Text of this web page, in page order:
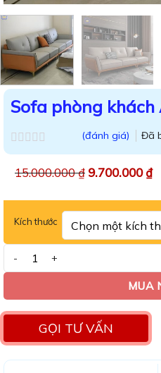
Sofa phòng khách
Được
hạng
5
(đánh giá) Đã
15.000.000₫ 9.700.000₫
Kích thước
Sofa phòng khách Adora GK07
MUA
GỌI TƯ VẤN